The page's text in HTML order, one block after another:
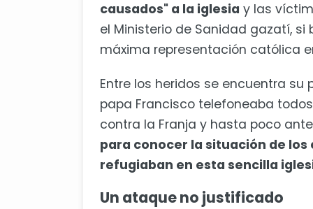
causados" a la iglesia y las
el Ministerio de Sanidad gazatí,
máxima representación católica
Entre los heridos se encuentra su
papa Francisco telefoneaba
contra la Franja y hasta poco
para conocer la situación de
refugiaban en esta sencilla
Un ataque no justificado